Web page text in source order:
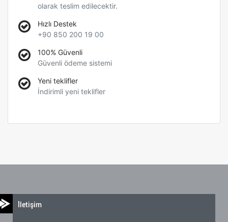
olarak teslim edilecektir.
Hızlı Destek
+90 850 200 19 00
100% Güvenli
Güvenli ödeme sistemi
Yeni teklifler
İndirimli yeni teklifler
İletişim